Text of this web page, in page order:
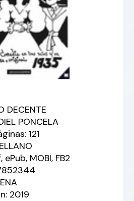
DECENTE
PONCELA
121
MOBI, FB2
2019